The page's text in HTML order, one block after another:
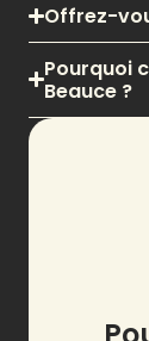
Offrez-
Pourquoi
Beauce ?